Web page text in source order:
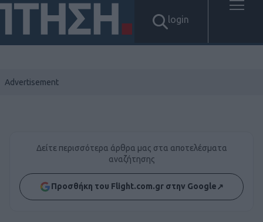
login
Δείτε περισσότερα άρθρα μας στα αποτελέσματα
αναζήτησης
Προσθήκη του Flight.com.gr στην Google↗